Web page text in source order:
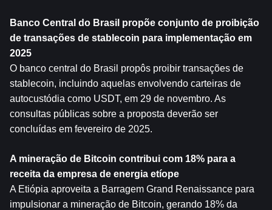
Banco Central do Brasil propõe conjunto de proibição
de transações de stablecoin para implementação em
2025
O banco central do Brasil propôs proibir transações de
stablecoin, incluindo aquelas envolvendo carteiras de
autocustódia como USDT, em 29 de novembro. As
consultas públicas sobre a proposta deverão ser
concluídas em fevereiro de 2025.
A mineração de Bitcoin contribui com 18% para a
receita da empresa de energia etíope
A Etiópia aproveita a Barragem Grand Renaissance para
impulsionar a mineração de Bitcoin, gerando 18% da